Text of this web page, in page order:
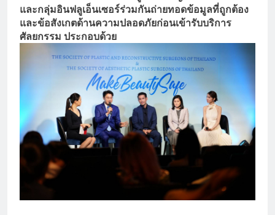
และกลุ่มอินฟลูเอ็นเซอร์ร่วมกันถ่ายทอดข้อมูลที่ถูกต้อง
และข้อสังเกตด้านความปลอดภัยก่อนเข้ารับบริการ
ศัลยกรรม ประกอบด้วย